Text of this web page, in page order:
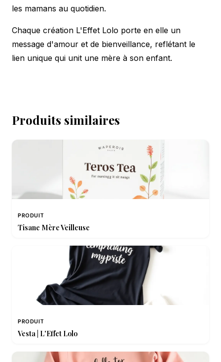
les mamans au quotidien.
Chaque création L'Effet Lolo porte en elle un
message d'amour et de bienveillance, reflétant le
lien unique qui unit une mère à son enfant.
Produits similaires
PRODUIT
Tisane Mère Veilleuse
PRODUIT
Vesta | L'Effet Lolo